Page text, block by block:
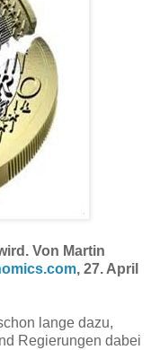
Von Martin
, 27. April
lange dazu,
Regierungen dabei